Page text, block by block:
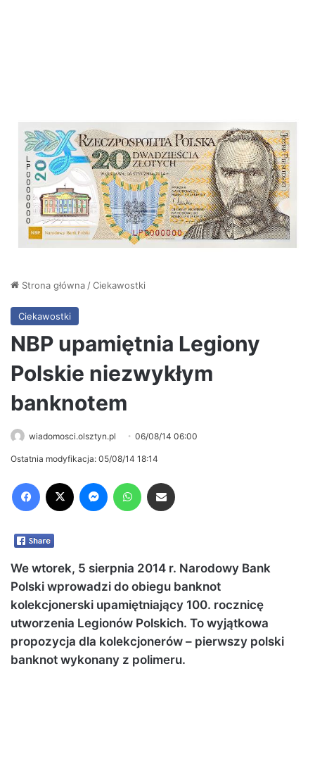
Strona główna/Ciekawostki
Ciekawostki
NBP upamiętnia Legiony
Polskie niezwykłym
banknotem
wiadomosci.olsztyn.pl 06/08/14 06:00
Ostatnia modyfikacja: 05/08/14 18:14
We wtorek, 5 sierpnia 2014 r. Narodowy Bank
Polski wprowadzi do obiegu banknot
kolekcjonerski upamiętniający 100. rocznicę
utworzenia Legionów Polskich. To wyjątkowa
propozycja dla kolekcjonerów – pierwszy polski
banknot wykonany z polimeru.